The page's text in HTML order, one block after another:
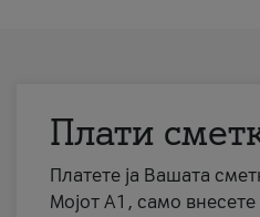
Плати
Платете ја Вашата
Мојот А1, само внесете